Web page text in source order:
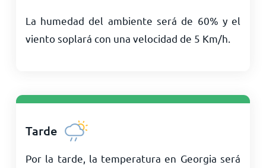
La humedad del ambiente será de 60% y el
viento soplará con una velocidad de 5 Km/h
Tarde
Por la tarde, la temperatura en Georgia será